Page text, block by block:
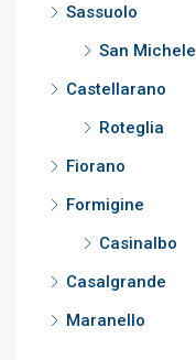
Sassuolo
San Michele
Castellarano
Roteglia
Fiorano
Formigine
Casinalbo
Casalgrande
Maranello